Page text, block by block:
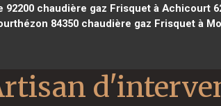
92200 chaudière gaz Frisquet à Achicourt
84350chaudière gaz Frisquet à